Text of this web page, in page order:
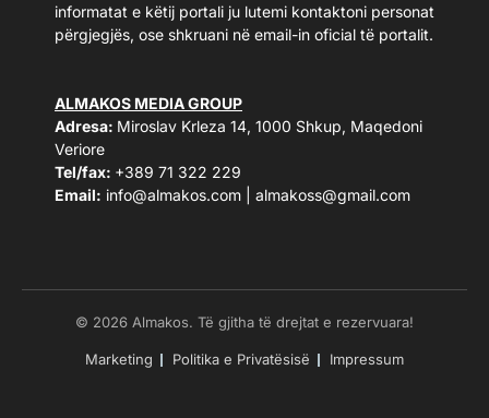
informatat e këtij portali ju lutemi kontaktoni personat
përgjegjës, ose shkruani në email-in oficial të portalit.
ALMAKOS MEDIA GROUP
Adresa: Miroslav Krleza 14, 1000 Shkup, Maqedoni
Veriore
Tel/fax: +389 71 322 229
Email: info@almakos.com almakoss@gmail.com
© 2026 Almakos. Të gjitha të drejtat e rezervuara!
Marketing Politika e Privatësisë Impressum